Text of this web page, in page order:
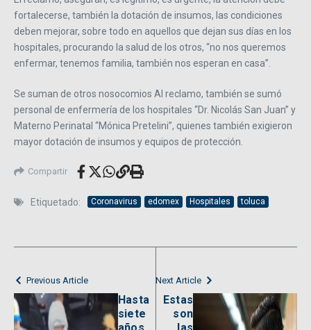
fortalecerse, también la dotación de insumos, las condiciones
deben mejorar, sobre todo en aquellos que dejan sus días en los
hospitales, procurando la salud de los otros, “no nos queremos
enfermar, tenemos familia, también nos esperan en casa”.
Se suman de otros nosocomios Al reclamo, también se sumó
personal de enfermería de los hospitales “Dr. Nicolás San Juan” y
Materno Perinatal “Mónica Pretelini”, quienes también exigieron
mayor dotación de insumos y equipos de protección.
Compartir
Etiquetado: Coronavirus edomex Hospitales toluca
Previous Article
Hasta
siete
Next Article
Estas
son